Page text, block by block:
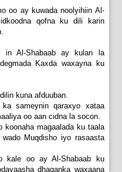
oo ay kuwada noolyihiin Al-
qofna ku dili karin
in Al-Shabaab ay kulan la
Kaxda waxayna ku
kuna afduuban.
ka sameynin qaraxyo xataa
oo aan cidna la socon.
koonaha magaalada ku taala
Muqdisho iyo rasaasta
kale oo ay Al-Shabaab ku
dhaqanka waxaana